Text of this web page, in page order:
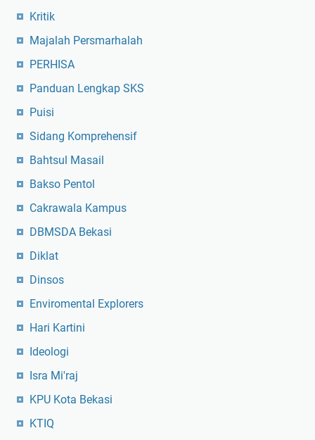
Kritik
Majalah Persmarhalah
PERHISA
Panduan Lengkap SKS
Puisi
Sidang Komprehensif
Bahtsul Masail
Bakso Pentol
Cakrawala Kampus
DBMSDA Bekasi
Diklat
Dinsos
Enviromental Explorers
Hari Kartini
Ideologi
Isra Mi'raj
KPU Kota Bekasi
KTIQ